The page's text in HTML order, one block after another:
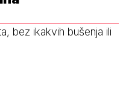
bez ikakvih bušenja ili